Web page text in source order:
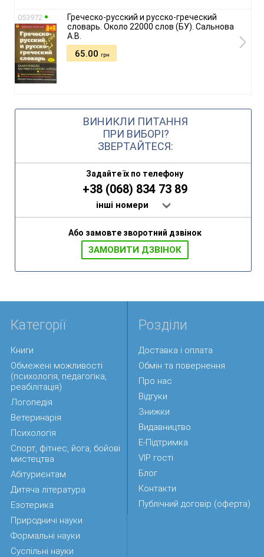
053972
Греческо-русский и русско-греческий
словарь. Около 22000 слов (БУ). Сальнова
А.В.
65.00 грн
ВИНИКЛИ ПИТАННЯ
ПРИ ВИБОРІ?
ЗВЕРТАЙТЕСЯ:
Задайте їх по телефону
+38 (068) 834 73 89
інші номери
Або замовте зворотний дзвінок
ЗАМОВИТИ ДЗВIНОК
Категорії
Книги
Обмежені можливості
(психологія, педагогіка,
реабілітація)
Логопедія
Ветеринарія
Психологія
Спорт, фітнес, йога, бойові
мистецтва
Абітуриєнтам
Дитяча література
Езотерика
Природничі науки
Формальні науки
Суспільні науки
Розділи
Доставка і оплата
Обмін та повернення
Про нас
Відгуки
Знижки
Видавництво
Е-Підтримка
VIP гості
Блог
Контакти
Публічний договір (оферта)